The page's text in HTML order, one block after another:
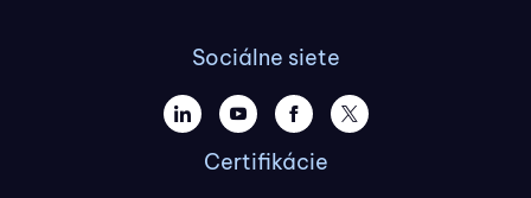
Sociálne siete
Certifikácie